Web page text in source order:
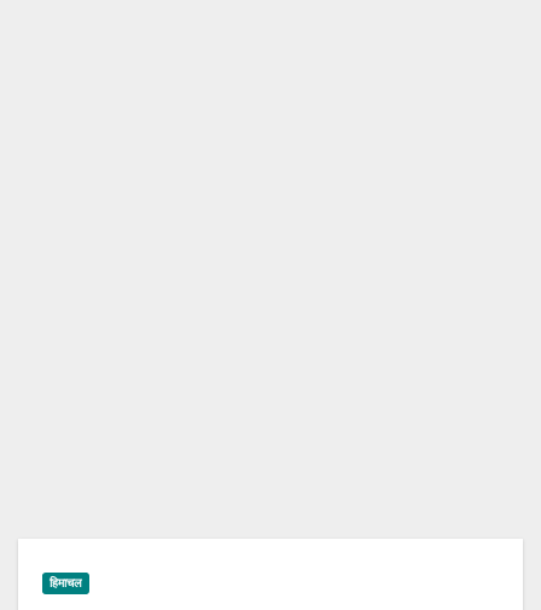
हिमाचल